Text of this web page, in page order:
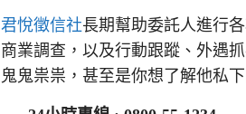
君悅徵信社長期幫助委託人進行
商業調查，以及行動跟蹤、外遇
鬼鬼祟祟，甚至是你想了解他私